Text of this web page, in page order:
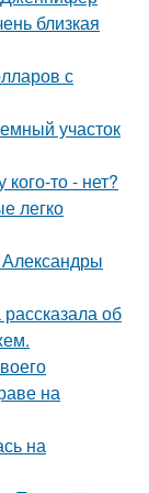
близкая
с
участок
кого-то - нет?
легко
об
на
на